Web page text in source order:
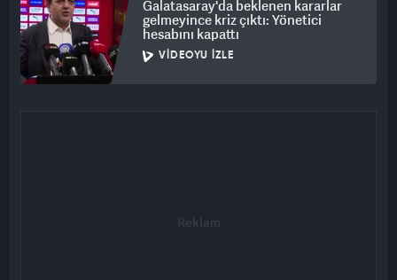
Galatasaray'da beklenen kararlar
gelmeyince kriz çıktı: Yönetici
hesabını kapattı
VIDEOYU İZLE